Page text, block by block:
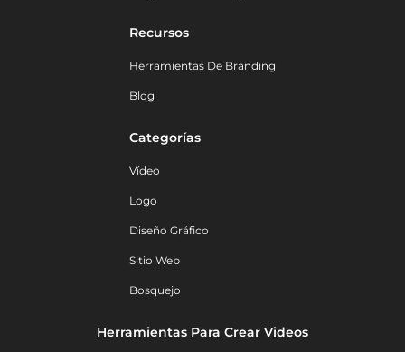
Recursos
Herramientas De Branding
Blog
Categorías
Vídeo
Logo
Diseño Gráfico
Sitio Web
Bosquejo
Herramientas Para Crear Videos